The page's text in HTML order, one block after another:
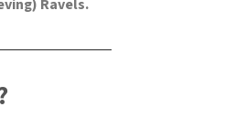
Ravels.